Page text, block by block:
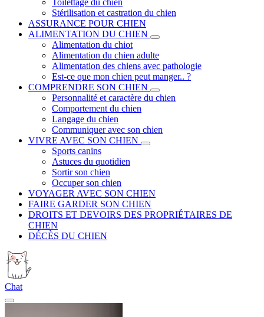
Toilettage du chien
Stérilisation et castration du chien
ASSURANCE POUR CHIEN
ALIMENTATION DU CHIEN
Alimentation du chiot
Alimentation du chien adulte
Alimentation des chiens avec pathologie
Est-ce que mon chien peut manger.. ?
COMPRENDRE SON CHIEN
Personnalité et caractère du chien
Comportement du chien
Langage du chien
Communiquer avec son chien
VIVRE AVEC SON CHIEN
Sports canins
Astuces du quotidien
Sortir son chien
Occuper son chien
VOYAGER AVEC SON CHIEN
FAIRE GARDER SON CHIEN
DROITS ET DEVOIRS DES PROPRIÉTAIRES DE
CHIEN
DÉCÈS DU CHIEN
Chat